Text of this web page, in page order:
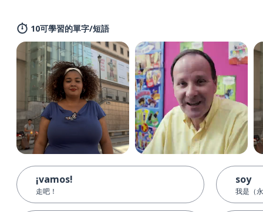
10可學習的單字/短語
¡vamos!
走吧！
soy
我是（